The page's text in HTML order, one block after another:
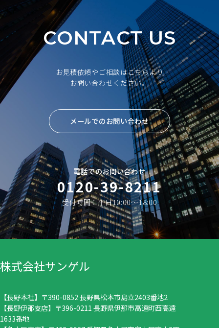
CONTACT US
お見積依頼やご相談はこちらより
お問い合わせください。
メールでのお問い合わせ
電話でのお問い合わせ
0120-39-8211
受付時間：平日10:00〜18:00
株式会社サンゲル
【長野本社】〒390-0852 長野県松本市島立2403番地2
【長野伊那支店】〒396-0211 長野県伊那市高遠町西高遠
1633番地